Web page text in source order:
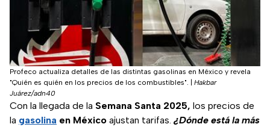
Profeco actualiza detalles de las distintas gasolinas en México y revela
"Quién es quién en los precios de los combustibles".
Hakbar
Juárez/adn40
Con la llegada de la Semana Santa 2025, los precios de
la gasolina en México ajustan tarifas. ¿Dónde está la más